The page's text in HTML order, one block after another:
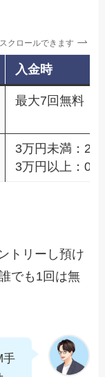
スクロールできます
入金時
最大7回無料
3万円未満：
3万円以上：0円
トリーし預け
でも1回は無
手